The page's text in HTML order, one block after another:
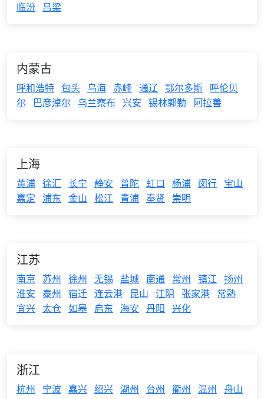
临汾 吕梁
内蒙古
呼和浩特 包头 乌海 赤峰 通辽 鄂尔多斯 呼伦贝
尔
巴彦淖尔 乌兰察布 兴安 锡林郭勒 阿拉善
上海
黄浦 徐汇 长宁 静安 普陀 虹口 杨浦 闵行 宝山
嘉定 浦东 金山 松江 青浦 奉贤 崇明
江苏
南京 苏州 徐州 无锡 盐城 南通 常州 镇江 扬州
淮安 泰州 宿迁 连云港 昆山 江阴 张家港 常熟
宜兴 太仓 如皋 启东 海安 丹阳 兴化
浙江
杭州 宁波 嘉兴 绍兴 湖州 台州 衢州 温州 舟山